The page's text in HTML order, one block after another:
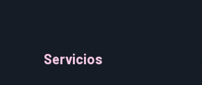
Servicios